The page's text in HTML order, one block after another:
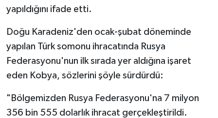
yapıldığını ifade etti.
Doğu Karadeniz'den ocak-şubat döneminde
yapılan Türk somonu ihracatında Rusya
Federasyonu'nun ilk sırada yer aldığına işaret
eden Kobya, sözlerini şöyle sürdürdü:
"Bölgemizden Rusya Federasyonu'na 7 milyon
356 bin 555 dolarlık ihracat gerçekleştirildi.